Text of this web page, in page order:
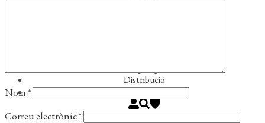
Distribució
Nom*
Correu electrònic*